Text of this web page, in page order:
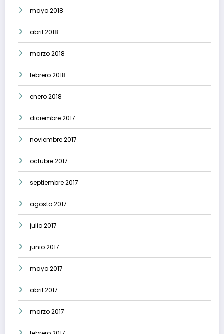
mayo 2018
abril 2018
marzo 2018
febrero 2018
enero 2018
diciembre 2017
noviembre 2017
octubre 2017
septiembre 2017
agosto 2017
julio 2017
junio 2017
mayo 2017
abril 2017
marzo 2017